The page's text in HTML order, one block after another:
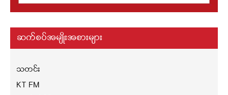
ဆက်စပ်အမျိုးအစားများ
သတင်း
KT FM